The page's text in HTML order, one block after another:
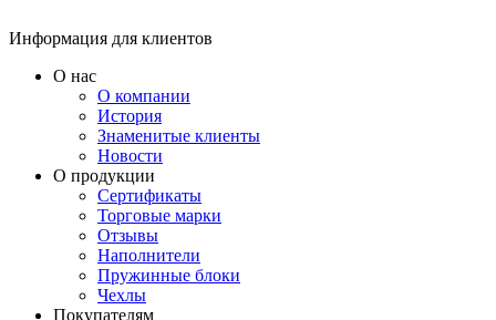
Информация для клиентов
О нас
О компании
История
Знаменитые клиенты
Новости
О продукции
Сертификаты
Торговые марки
Отзывы
Наполнители
Пружинные блоки
Чехлы
Покупателям